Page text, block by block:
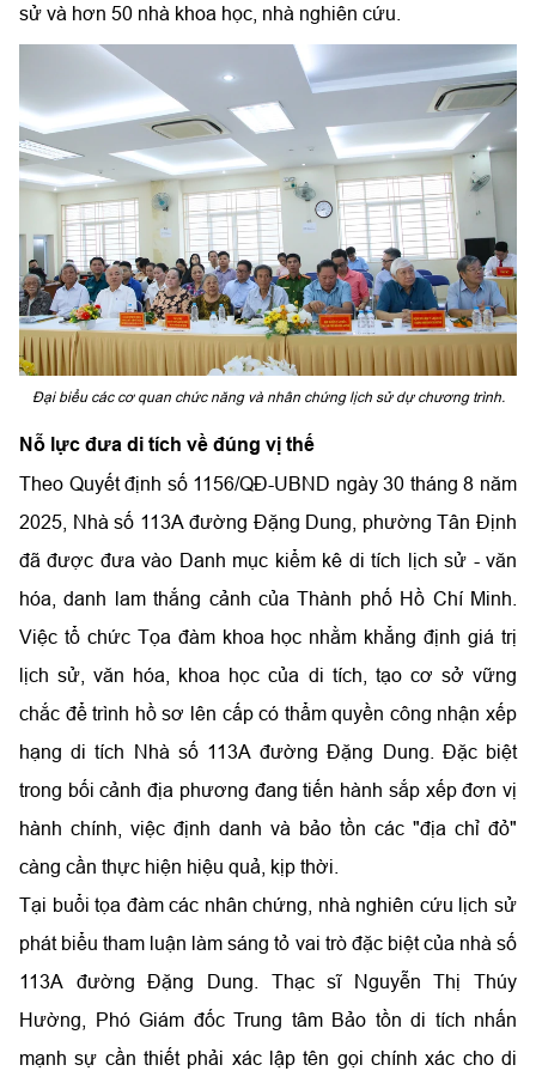
sử và hơn 50 nhà khoa học, nhà nghiên cứu.
Đại biểu các cơ quan chức năng và nhân chứng lịch sử dự chương trình.
Nỗ lực đưa di tích về đúng vị thế
Theo Quyết định số 1156/QĐ-UBND ngày 30 tháng 8 năm
2025, Nhà số 113A đường Đặng Dung, phường Tân Định
đã được đưa vào Danh mục kiểm kê di tích lịch sử - văn
hóa, danh lam thắng cảnh của Thành phố Hồ Chí Minh.
Việc tổ chức Tọa đàm khoa học nhằm khẳng định giá trị
lịch sử, văn hóa, khoa học của di tích, tạo cơ sở vững
chắc để trình hồ sơ lên cấp có thẩm quyền công nhận xếp
hạng di tích Nhà số 113A đường Đặng Dung. Đặc biệt
trong bối cảnh địa phương đang tiến hành sắp xếp đơn vị
hành chính, việc định danh và bảo tồn các "địa chỉ đỏ"
càng cần thực hiện hiệu quả, kịp thời.
Tại buổi tọa đàm các nhân chứng, nhà nghiên cứu lịch sử
phát biểu tham luận làm sáng tỏ vai trò đặc biệt của nhà số
113A đường Đặng Dung. Thạc sĩ Nguyễn Thị Thúy
Hường, Phó Giám đốc Trung tâm Bảo tồn di tích nhấn
mạnh sự cần thiết phải xác lập tên gọi chính xác cho di